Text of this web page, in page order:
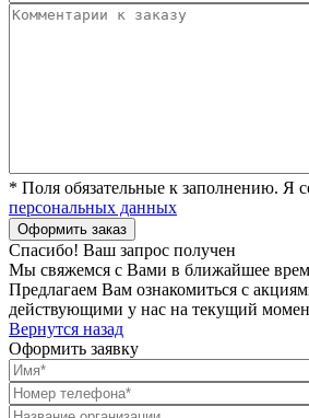
* Поля обязательные к заполнению. Я
персональных данных
Спасибо! Ваш запрос получен
Мы свяжемся с Вами в ближайшее
Предлагаем Вам ознакомиться с
действующими у нас на текущий
Вернутся назад
Оформить заявку